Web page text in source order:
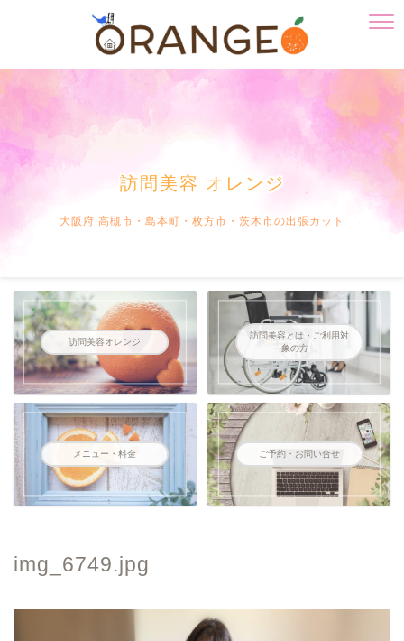
訪問美容 オレンジ
大阪府 高槻市・島本町・枚方市・茨木市の出張カット
訪問美容オレンジ
訪問美容とは・ご利用対
象の方
メニュー・料金 ご予約・お問い合せ
img_6749.jpg